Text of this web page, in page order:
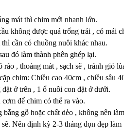
mát thì chim mới nhanh lớn.
không được quá trống trải , có mái
cần có chuồng nuôi khác nhau.
đó làm thành phên ghép lại.
, thoáng mát , sạch sẽ , tránh gió
chim: Chiều cao 40cm , chiều sâu
ở trên , 1 ổ nuôi con đặt ở dưới.
để chim có thể ra vào.
gỗ hoặc chất dẻo , không nên
Nên định kỳ 2-3 tháng dọn dẹp